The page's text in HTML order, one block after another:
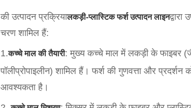
की उत्पादन प्रक्रियालकड़ी-प्लास्टिक फर्श उत्पादन लाइन
चरण शामिल हैं:
1.कच्चे माल की तैयारी: मुख्य कच्चे माल में लकड़ी के फाइबर
पॉलीप्रोपाइलीन) शामिल हैं। फर्श की गुणवत्ता और
आवश्यकता है।